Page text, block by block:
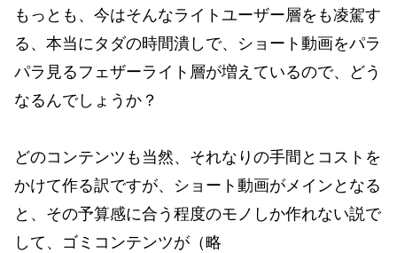
もっとも、今はそんなライトユーザー層をも凌駕す
る、本当にタダの時間潰しで、ショート動画をパラ
パラ見るフェザーライト層が増えているので、どう
なるんでしょうか？
どのコンテンツも当然、それなりの手間とコストを
かけて作る訳ですが、ショート動画がメインとなる
と、その予算感に合う程度のモノしか作れない説で
して、ゴミコンテンツが（略